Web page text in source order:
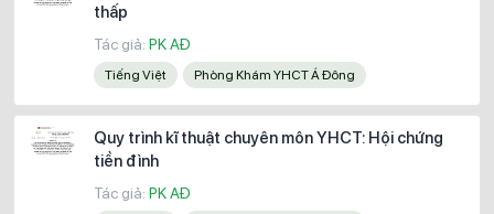
thấp
Tác giả: PK AĐ
Tiếng Việt Phòng Khám YHCT Á Đông
Quy trình kĩ thuật chuyên môn YHCT: Hội chứng
tiền đình
Tác giả: PK AĐ